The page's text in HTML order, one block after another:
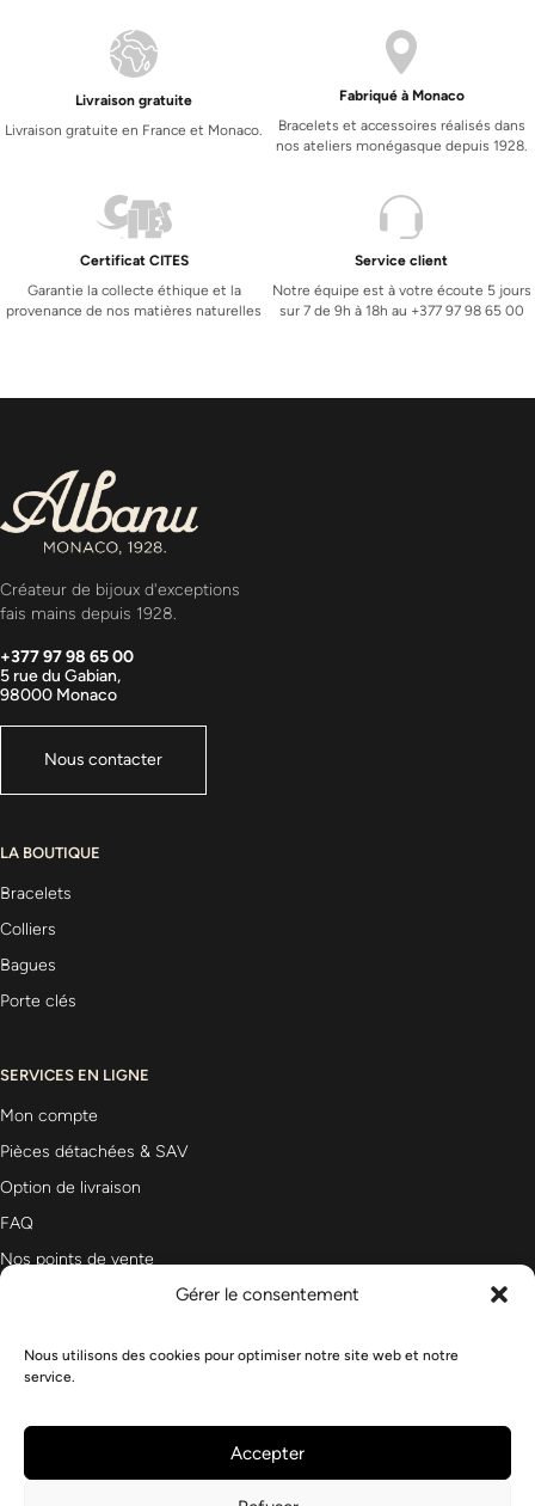
Gérer le consentement
Nous utilisons des cookies pour optimiser notre site web et notre
service.
Accepter
Livraison gratuite
Livraison gratuite en France et Monaco.
Fabriqué à Monaco
Bracelets et accessoires réalisés dans
nos ateliers monégasque depuis 1928.
Certificat CITES
Garantie la collecte éthique et la
provenance de nos matières naturelles
Service client
Notre équipe est à votre écoute 5 jours
sur 7 de 9h à 18h au +377 97 98 65 00
Créateur de bijoux d'exceptions
fais mains depuis 1928.
+377 97 98 65 00
5 rue du Gabian,
98000 Monaco
Nous contacter
LA BOUTIQUE
Bracelets
Colliers
Bagues
Porte clés
SERVICES EN LIGNE
Mon compte
Pièces détachées & SAV
Option de livraison
FAQ
Nos points de vente
Newsletter